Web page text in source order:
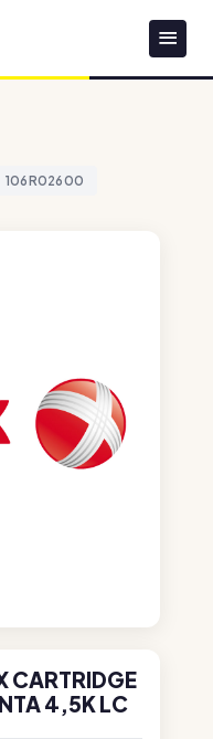
106R02600
4,5K LC